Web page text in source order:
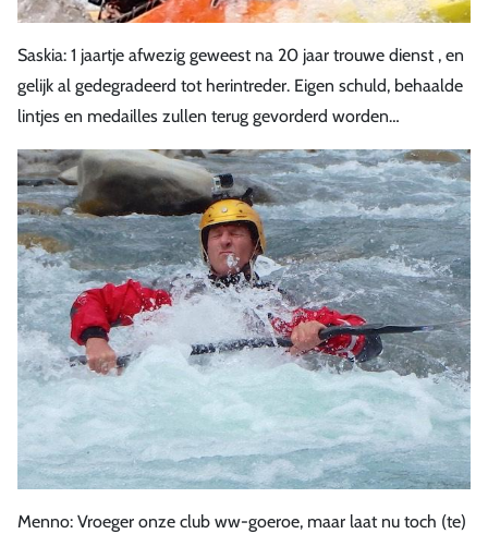
Saskia: 1 jaartje afwezig geweest na 20 jaar trouwe dienst , en
gelijk al gedegradeerd tot herintreder. Eigen schuld, behaalde
lintjes en medailles zullen terug gevorderd worden…
Menno: Vroeger onze club ww-goeroe, maar laat nu toch (te)